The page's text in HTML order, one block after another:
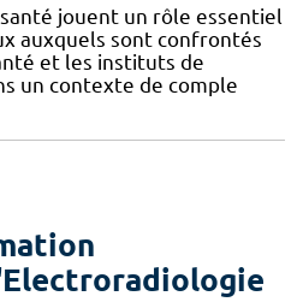
jouent un rôle essentiel
auxquels sont confrontés
et les instituts de
un contexte de comple